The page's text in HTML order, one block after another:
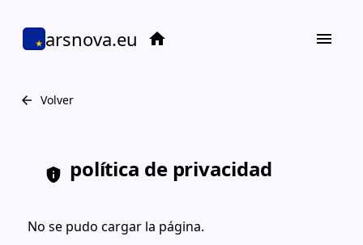
arsnova.eu home menu
arrow_back Volver
privacy_tip política de privacidad
No se pudo cargar la página.